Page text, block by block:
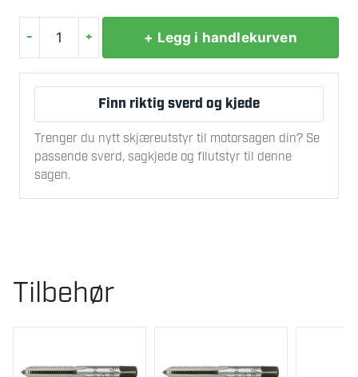
-
UNC3/8
NR1&2&3
KULLSTÅL
antall
+ + Legg i handlekurven
Finn riktig sverd og kjede
Trenger du nytt skjæreutstyr til motorsagen din? Se
passende sverd, sagkjede og filutstyr til denne
sagen.
Tilbehør